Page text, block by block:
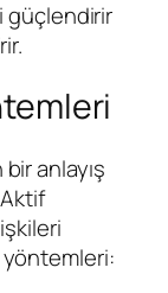
güçlendirir
anlayış